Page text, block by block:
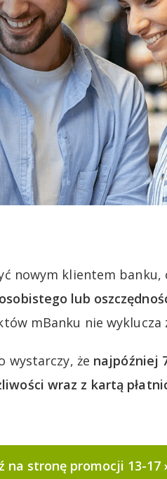
nowym klientem banku,
lub
mBanku nie wyklucza
wystarczy, że najpóźniej
wraz z kartą
na stronę promocji 13-17